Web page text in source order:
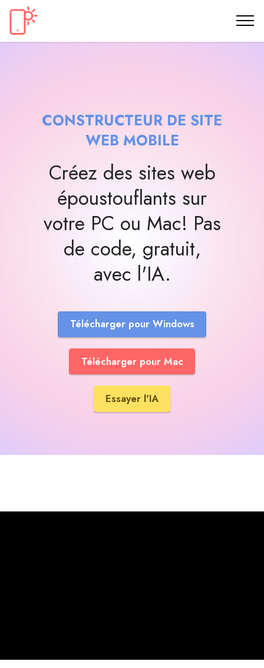
CONSTRUCTEUR DE SITE
WEB MOBILE
Créez des sites web
époustouflants sur
votre PC ou Mac! Pas
de code, gratuit,
avec l'IA.
Télécharger pour Windows
Télécharger pour Mac
Essayer l'IA